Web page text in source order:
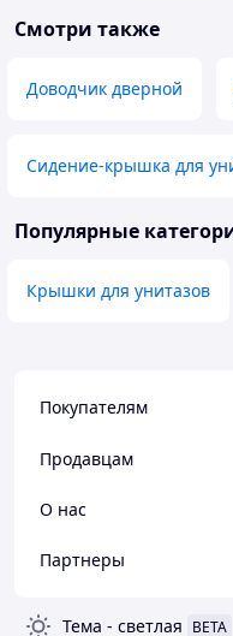
Смотри также
Доводчик дверной
Сидение-крышка для
Популярные
Крышки для унитазов
Покупателям
Продавцам
О нас
Партнеры
Тема - светлая BETA